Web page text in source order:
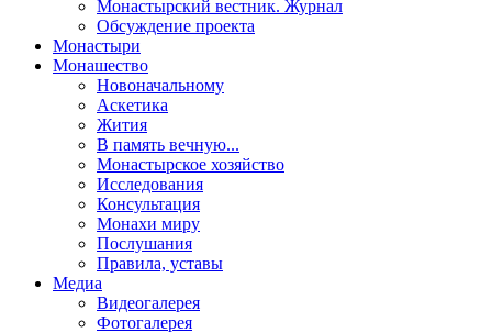
Монастырский вестник. Журнал
Обсуждение проекта
Монастыри
Монашество
Новоначальному
Аскетика
Жития
В память вечную...
Монастырское хозяйство
Исследования
Консультация
Монахи миру
Послушания
Правила, уставы
Медиа
Видеогалерея
Фотогалерея